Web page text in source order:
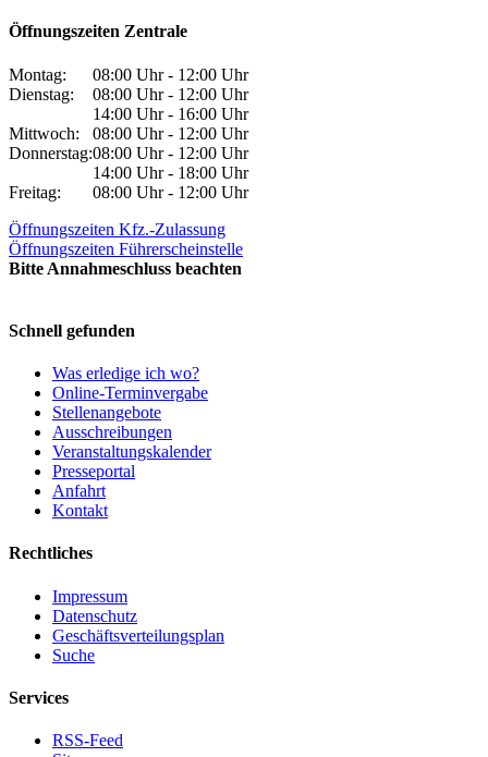
Öffnungszeiten Zentrale
Montag:
08:00 Uhr - 12:00 Uhr
Dienstag:
08:00 Uhr - 12:00 Uhr
14:00 Uhr - 16:00 Uhr
Mittwoch:
08:00 Uhr - 12:00 Uhr
Donnerstag:08:00 Uhr - 12:00 Uhr
14:00 Uhr - 18:00 Uhr
Freitag:
08:00 Uhr - 12:00 Uhr
Öffnungszeiten Kfz.-Zulassung
Öffnungszeiten Führerscheinstelle
Bitte Annahmeschluss beachten
Schnell gefunden
Was erledige ich wo?
Online-Terminvergabe
Stellenangebote
Ausschreibungen
Veranstaltungskalender
Presseportal
Anfahrt
Kontakt
Rechtliches
Impressum
Datenschutz
Geschäftsverteilungsplan
Suche
Services
RSS-Feed